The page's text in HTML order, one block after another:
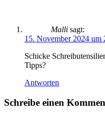
Malli sagt:
15. November 2024 um
Schicke
Tipps?
Antworten
Schreibe einen